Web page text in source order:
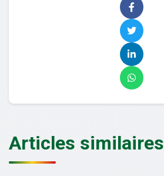
Articles similaires